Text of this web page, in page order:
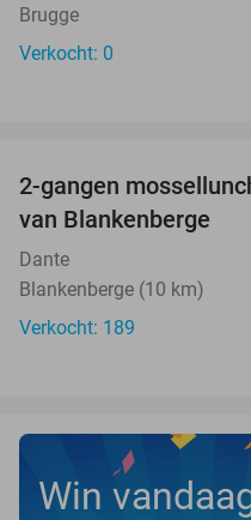
Brugge
Verkocht: 0
2-gangen
van Blankenberge
Dante
Blankenberge (10 km)
Verkocht: 189
Win